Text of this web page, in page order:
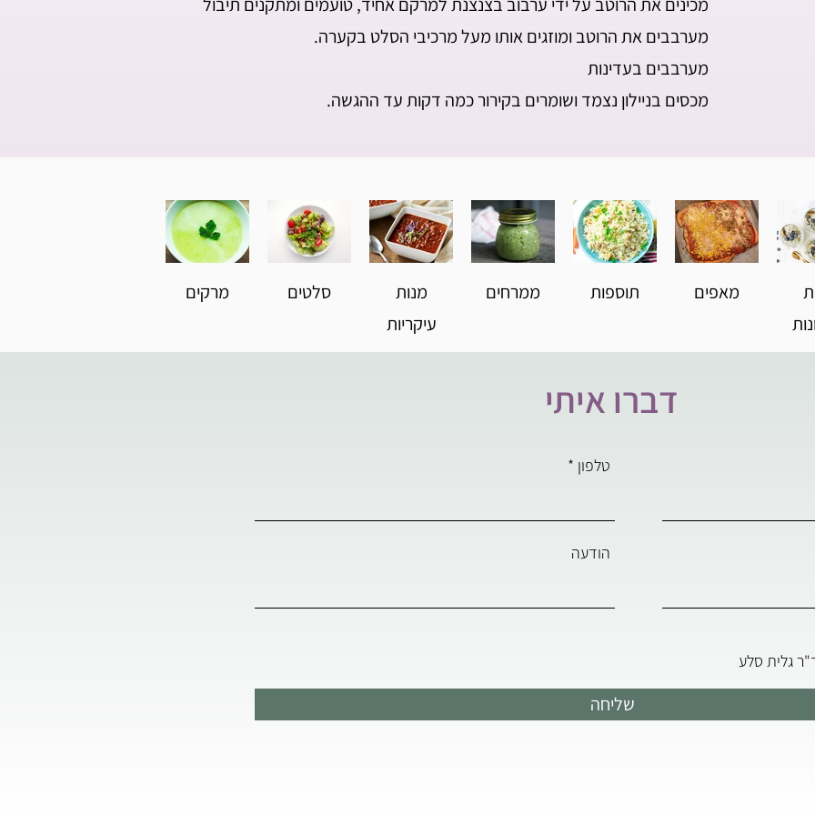
מערבבים את הרוטב ומוזגים אותו מעל מרכיבי הסלט בקערה.
מערבבים בעדינות
מכסים בניילון נצמד ושומרים בקירור כמה דקות עד ההגשה.
מרקים סלטים
מנות
עיקריות
ממרחים תוספות מאפים
דברו איתי
טלפון
הודעה
גלית סלע
שליחה